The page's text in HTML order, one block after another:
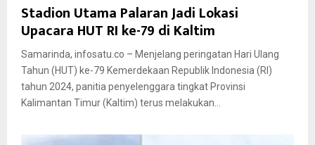
Stadion Utama Palaran Jadi Lokasi
Upacara HUT RI ke-79 di Kaltim
Samarinda, infosatu.co – Menjelang peringatan Hari Ulang
Tahun (HUT) ke-79 Kemerdekaan Republik Indonesia (RI)
tahun 2024, panitia penyelenggara tingkat Provinsi
Kalimantan Timur (Kaltim) terus melakukan...